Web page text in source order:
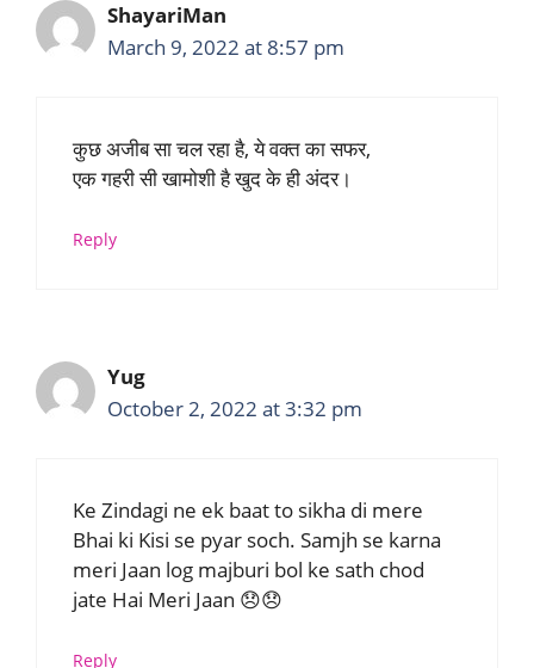
ShayariMan
March 9, 2022 at 8:57 pm
कुछ अजीब सा चल रहा है, ये वक्त का सफर,
एक गहरी सी खामोशी है खुद के ही अंदर।
Reply
Yug
October 2, 2022 at 3:32 pm
Ke Zindagi ne ek baat to sikha di mere
Bhai ki Kisi se pyar soch. Samjh se karna
meri Jaan log majburi bol ke sath chod
jate Hai Meri Jaan 😞😞
Reply